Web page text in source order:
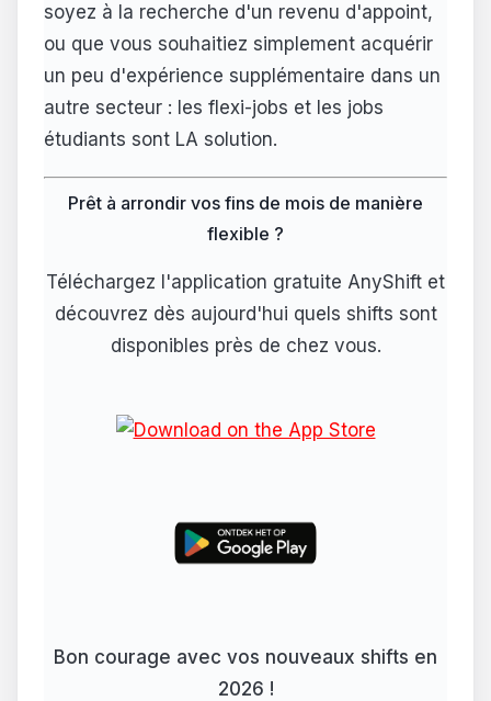
soyez à la recherche d'un revenu d'appoint,
ou que vous souhaitiez simplement acquérir
un peu d'expérience supplémentaire dans un
autre secteur : les flexi-jobs et les jobs
étudiants sont LA solution.
Prêt à arrondir vos fins de mois de manière
flexible ?
Téléchargez l'application gratuite AnyShift et
découvrez dès aujourd'hui quels shifts sont
disponibles près de chez vous.
Bon courage avec vos nouveaux shifts en
2026 !